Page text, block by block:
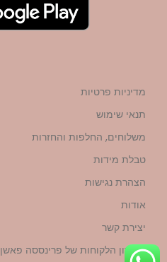
מדיניות פרטיות
תנאי שימוש
משלוחים, החלפות והחזרות
טבלת מידות
הצהרת נגישות
אודות
יצירת קשר
מועדון הלקוחות של פרינססה פאשן